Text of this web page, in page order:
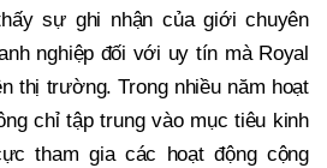
sự ghi nhận của giới chuyên
nghiệp đối với uy tín mà Royal
thị trường. Trong nhiều năm hoạt
chỉ tập trung vào mục tiêu kinh
tham gia các hoạt động cộng